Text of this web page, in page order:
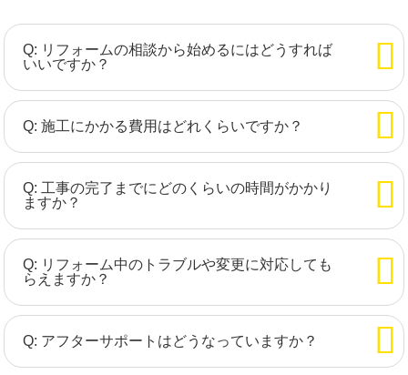
Q: リフォームの相談から始めるにはどうすれば
いいですか？
Q: 施工にかかる費用はどれくらいですか？
Q: 工事の完了までにどのくらいの時間がかかり
ますか？
Q: リフォーム中のトラブルや変更に対応しても
らえますか？
Q: アフターサポートはどうなっていますか？